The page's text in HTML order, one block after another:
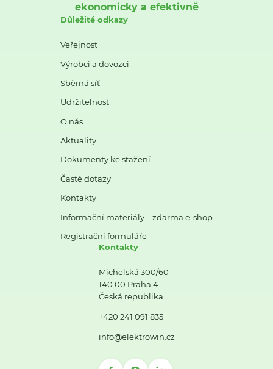
ekonomicky a efektivně
Důležité odkazy
Veřejnost
Výrobci a dovozci
Sběrná síť
Udržitelnost
O nás
Aktuality
Dokumenty ke stažení
Časté dotazy
Kontakty
Informační materiály – zdarma e-shop
Registrační formuláře
Kontakty
Michelská 300/60
140 00 Praha 4
Česká republika
+420 241 091 835
info@elektrowin.cz